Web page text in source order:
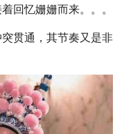
回忆姗姗而来。。。
贯通，其节奏又是非